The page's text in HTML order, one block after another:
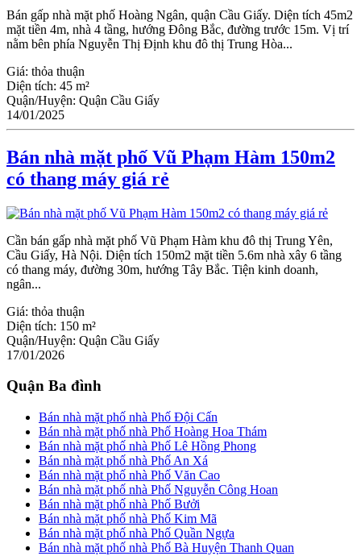
Bán gấp nhà mặt phố Hoàng Ngân, quận Cầu Giấy. Diện tích 45m2
mặt tiền 4m, nhà 4 tầng, hướng Đông Bắc, đường trước 15m. Vị trí
nằm bên phía Nguyễn Thị Định khu đô thị Trung Hòa...
Giá: thỏa thuận
Diện tích: 45 m²
Quận/Huyện: Quận Cầu Giấy
14/01/2025
Bán nhà mặt phố Vũ Phạm Hàm 150m2
có thang máy giá rẻ
Cần bán gấp nhà mặt phố Vũ Phạm Hàm khu đô thị Trung Yên,
Cầu Giấy, Hà Nội. Diện tích 150m2 mặt tiền 5.6m nhà xây 6 tầng
có thang máy, đường 30m, hướng Tây Bắc. Tiện kinh doanh,
ngân...
Giá: thỏa thuận
Diện tích: 150 m²
Quận/Huyện: Quận Cầu Giấy
17/01/2026
Quận Ba đình
Bán nhà mặt phố nhà Phố Đội Cấn
Bán nhà mặt phố nhà Phố Hoàng Hoa Thám
Bán nhà mặt phố nhà Phố Lê Hồng Phong
Bán nhà mặt phố nhà Phố An Xá
Bán nhà mặt phố nhà Phố Văn Cao
Bán nhà mặt phố nhà Phố Nguyễn Công Hoan
Bán nhà mặt phố nhà Phố Bưởi
Bán nhà mặt phố nhà Phố Kim Mã
Bán nhà mặt phố nhà Phố Quần Ngựa
Bán nhà mặt phố nhà Phố Bà Huyện Thanh Quan